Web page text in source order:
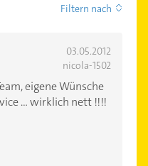
Filtern nach
03.05.2012
nicola-1502
eigene Wünsche
... wirklich nett !!!!